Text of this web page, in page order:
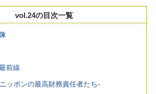
vol.24の目次一覧
前線
ッポンの最高財務責任者たち-